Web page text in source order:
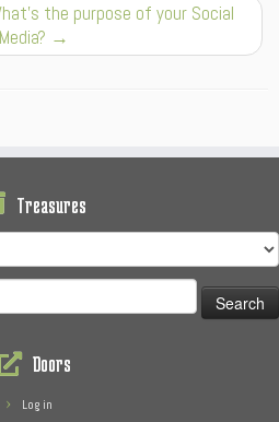
the purpose of your Social
Media? →
Treasures
Doors
Log in